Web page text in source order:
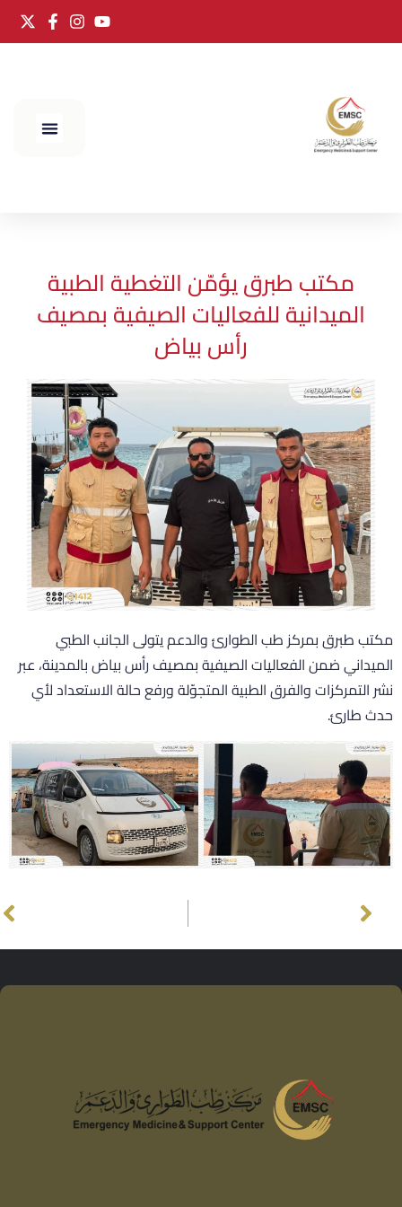
مكتب طبرق يؤمّن التغطية الطبية
الميدانية للفعاليات الصيفية بمصيف
رأس بياض
طبرق بمركز طب الطوارئ والدعم يتولى الجانب الطبي
ضمن الفعاليات الصيفية بمصيف رأس بياض بالمدينة، عبر
التمركزات والفرق الطبية المتجوّلة ورفع حالة الاستعداد لأي
طارئ.